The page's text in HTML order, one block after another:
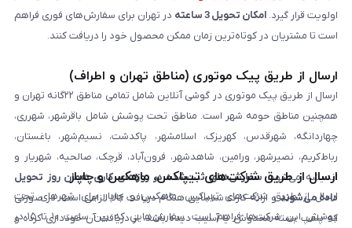
اولویت قرار گیرد. امکان تحویل 3 ساعته
در تهران برای سفارش‌های فوری فراهم
است تا مشتریان در کوتاه‌ترین زمان ممکن محصول خود را دریافت کنند.
ارسال از طریق پیک موتوری (مناطق تهران و اطراف)
ارسال از طریق پیک موتوری در گوشی آنلاین شامل تمامی مناطق ۲۲گانه تهران و
همچنین مناطق حومه شهر است. مناطق تحت پوشش شامل باقرشهر، شهرری،
چهاردانگه، شهرقدس، کهریزک، اسلامشهر، پاکدشت، نسیم‌شهر، باغستان،
رباط‌کریم، نصیرشهر، ورامین، شاهدشهر، فرون‌آباد، قرچک، صالحیه، شهریار و
اندیشه می‌شود. سفارش‌های ثبت‌شده در روزهای کاری همان روز تحویل
داده می‌شوندو ارائه کارت شناسایی هنگام دریافت کالا الزامی است. در صورتی
که پلمپ بسته مخدوش یا آسیب دیده باشد، از دریافت آن خودداری کرده و
ارسال از طریق شرکت‌های تیپاکس، ماهکس و چاپار
ارسال از طریق شرکت‌های تیپاکس، ماهکس و چاپار برای شهرهای تحت
پوشش این شرکت‌ها فراهم است. سفارش‌هایی که بین ساعت ۱۰ تا ۱۵ در